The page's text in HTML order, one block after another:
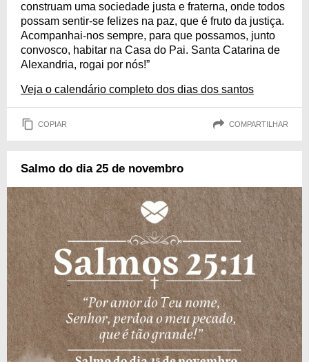
construam uma sociedade justa e fraterna, onde todos
possam sentir-se felizes na paz, que é fruto da justiça.
Acompanhai-nos sempre, para que possamos, junto
convosco, habitar na Casa do Pai. Santa Catarina de
Alexandria, rogai por nós!”
Veja o calendário completo dos dias dos santos
COPIAR COMPARTILHAR
Salmo do dia 25 de novembro